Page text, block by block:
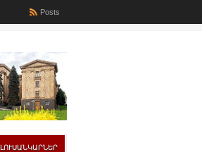
Posts
ԼՈՒՍԱՆԿԱՐՆԵՐ